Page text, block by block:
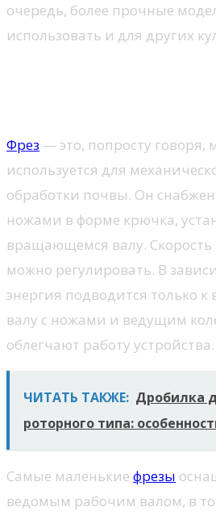
очередь, более прочные
использовать и для других
Фрез — это, попросту говоря,
используется для
обработки почвы. Он
ножами в форме крючка,
вращающемся валу.
можно регулировать. В
энергия подводится только
валу с ножами и ведущим
облегчают работу устройства.
ЧИТАТЬ ТАКЖЕ: Дробилка
роторного типа:
Самые маленькие фрезы
ведомым рабочим валом, в то